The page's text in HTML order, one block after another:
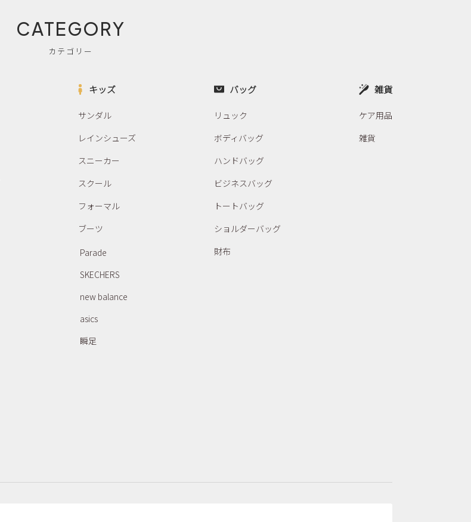
CATEGORY
カテゴリー
キッズ
サンダル
レインシューズ
スニーカー
スクール
フォーマル
ブーツ
Parade
SKECHERS
new balance
asics
瞬足
バッグ
リュック
ボディバッグ
ハンドバッグ
ビジネスバッグ
トートバッグ
ショルダーバッグ
財布
雑貨
ケア用品
雑貨